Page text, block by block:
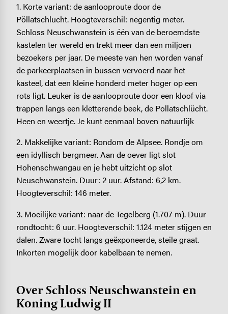
1. Korte variant: de aanlooproute door de
Pöllatschlucht. Hoogteverschil: negentig ­meter.
Schloss Neuschwanstein is één van de beroemdste
kastelen ter wereld en trekt meer dan een miljoen
bezoekers per jaar. De meeste van hen worden vanaf
de parkeerplaatsen in bussen vervoerd naar het
kasteel, dat een kleine honderd meter hoger op een
rots ligt. Leuker is de aanlooproute door een kloof via
trappen langs een kletterende beek, de Pollatschlücht.
Heen en weertje. Je kunt eenmaal boven natuurlijk
2. Makkelijke variant: Rondom de Alpsee. Rondje om
een idyllisch bergmeer. Aan de oever ligt slot
Hohenschwangau en je hebt uitzicht op slot
Neuschwanstein. Duur: 2 uur. Afstand: 6,2 km.
Hoogteverschil: 146 meter.
3. Moeilijke variant: naar de Tegelberg (1.707 m). Duur
rondtocht: 6 uur. Hoogteverschil: 1.124 meter stijgen en
dalen. Zware tocht langs geëxponeerde, steile graat.
Inkorten mogelijk door kabelbaan te nemen.
Over Schloss Neuschwanstein en
Koning Ludwig II